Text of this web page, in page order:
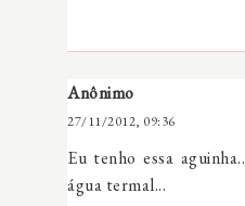
Anônimo
27/11/2012, 09:36
Eu tenho essa
água termal...